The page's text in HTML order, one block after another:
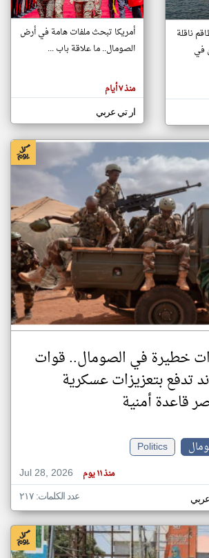
تغيير الدولة
اخبار الصومال على مدار الساعة
أهم اخبار الصومال العاجلة والمباشرة
ناقلة
في
أمريكا تبحث ملفات هامة في أرض
الصومال.. ما علاقة باب ...
منذ ٧ أيام
ار تي عربي
خطيرة في الصومال.. قوات
تدفع بتعزيزات عسكرية
قاعدة أمنية
Politics
Jul 28, 2026
منذ ١١ يوم
عدد الكلمات: ٢١٧
klyoum.com